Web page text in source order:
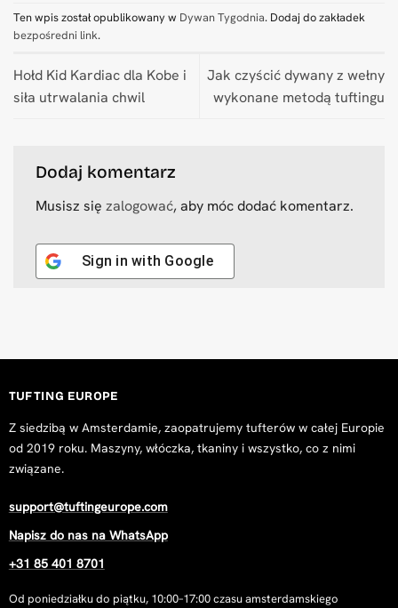
Ten wpis został opublikowany w Dywan Tygodnia. Dodaj do zakładek
bezpośredni link.
Hołd Kid Kardiac dla Kobe i
siła utrwalania chwil
Jak czyścić dywany z wełny
wykonane metodą tuftingu
Dodaj komentarz
Musisz się zalogować, aby móc dodać komentarz.
Sign in with Google
TUFTING EUROPE
Z siedzibą w Amsterdamie, zaopatrujemy tufterów w całej Europie
od 2019 roku. Maszyny, włóczka, tkaniny i wszystko, co z nimi
związane.
support@tuftingeurope.com
Napisz do nas na WhatsApp
+31 85 401 8701
Od poniedziałku do piątku, 10:00–17:00 czasu amsterdamskiego